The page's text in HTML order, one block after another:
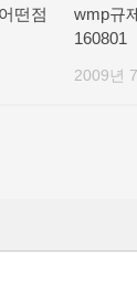
떤점
wmp규
160801
2009년